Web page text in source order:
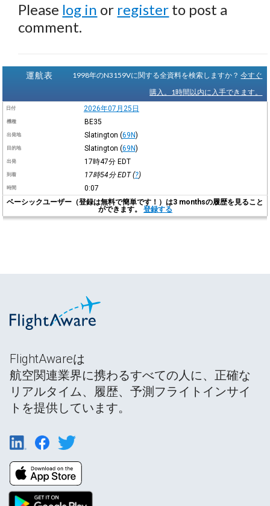
Please log in or register to post a
comment.
運航表 1998年のN3159Vに関する全資料を検索しますか？今すぐ
購入。1時間以内に入手できます。
日付 2026年07月25日
機種 BE35
出発地 Slatington (69N)
目的地 Slatington (69N)
出発 17時47分 EDT
到着 17時54分EDT(?)
時間
0:07
ベーシックユーザー（登録は無料で簡単です！）は3 monthsの履歴を見ること
ができます。 登録する
FlightAwareは
航空関連業界に携わるすべての人に、正確な
リアルタイム、履歴、予測フライトインサイ
トを提供しています。